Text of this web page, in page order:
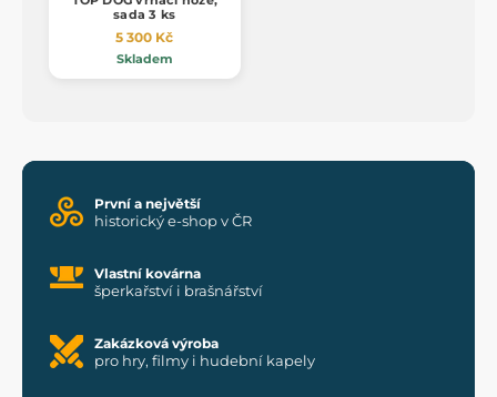
sada 3 ks
5 300 Kč
Skladem
První a největší
historický e-shop v ČR
Vlastní kovárna
šperkařství i brašnářství
Zakázková výroba
pro hry, filmy i hudební kapely